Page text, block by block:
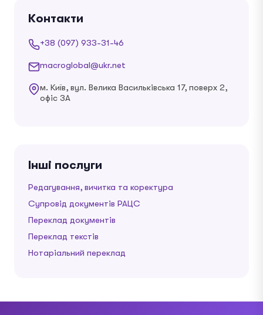
Контакти
+38 (097) 933-31-46
macroglobal@ukr.net
м. Київ, вул. Велика Васильківська 17, поверх 2,
офіс 3А
Інші послуги
Редагування, вичитка та коректура
Супровід документів РАЦС
Переклад документів
Переклад текстів
Нотаріальний переклад